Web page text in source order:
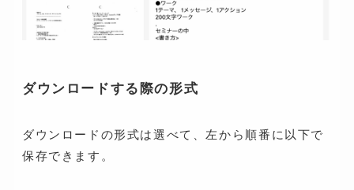
ダウンロードする際の形式
ダウンロードの形式は選べて、左から順番に以下で
保存できます。